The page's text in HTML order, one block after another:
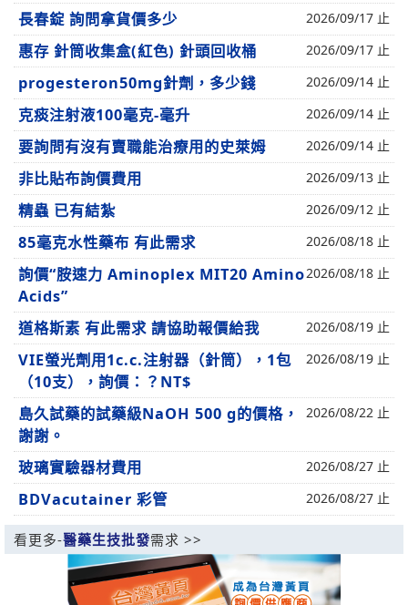
長春錠 詢問拿貨價多少 2026/09/17 止
惠存 針筒收集盒(紅色) 針頭回收桶 2026/09/17 止
progesteron50mg針劑，多少錢 2026/09/14 止
克痰注射液100毫克-毫升 2026/09/14 止
要詢問有沒有賣職能治療用的史萊姆 2026/09/14 止
非比貼布詢價費用 2026/09/13 止
精蟲 已有結紮 2026/09/12 止
85毫克水性藥布 有此需求 2026/08/18 止
詢價“胺速力 Aminoplex MIT20 Amino
Acids”
2026/08/18 止
道格斯素 有此需求 請協助報價給我 2026/08/19 止
VIE螢光劑用1c.c.注射器（針筒），1包
（10支），詢價：？NT$
2026/08/19 止
島久試藥的試藥級NaOH 500 g的價格，
謝謝。
2026/08/22 止
玻璃實驗器材費用 2026/08/27 止
BDVacutainer 彩管 2026/08/27 止
看更多-醫藥生技批發需求 >>